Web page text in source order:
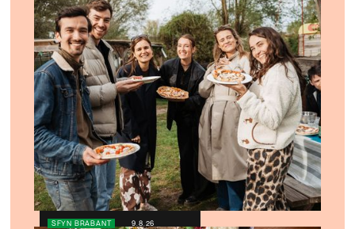
SFYN BRABANT 9.8.26